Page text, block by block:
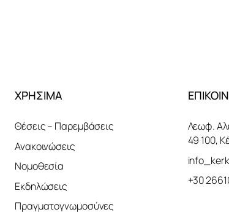
ΧΡΗΣΙΜΑ
Θέσεις – Παρεμβάσεις
Ανακοινώσεις
Νομοθεσία
Εκδηλώσεις
Πραγματογνωμοσύνες
Λεωφ.
49 100,
+30